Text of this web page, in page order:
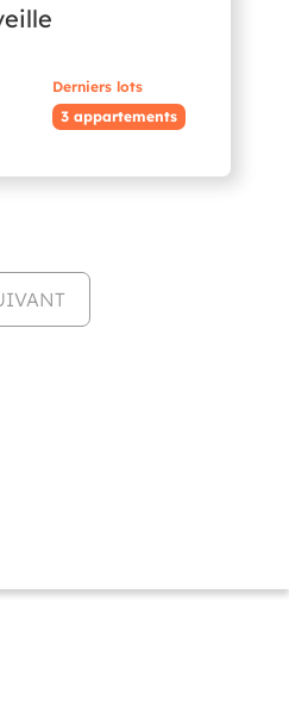
Derniers lots
3 appartements